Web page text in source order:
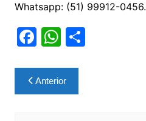
Whatsapp: (51) 99912-0456.
F
c
e
W
at
s
S
Navegação
de
Anterior